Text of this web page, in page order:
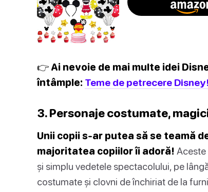
👉 Ai nevoie de mai multe idei
întâmple: Teme de petrecere Disney!
3. Personaje costumate,
Unii copii s-ar putea să se teamă
majoritatea copiilor îi adoră! Aceste
și simplu vedetele spectacolului, pe
costumate și clovni de închiriat de la